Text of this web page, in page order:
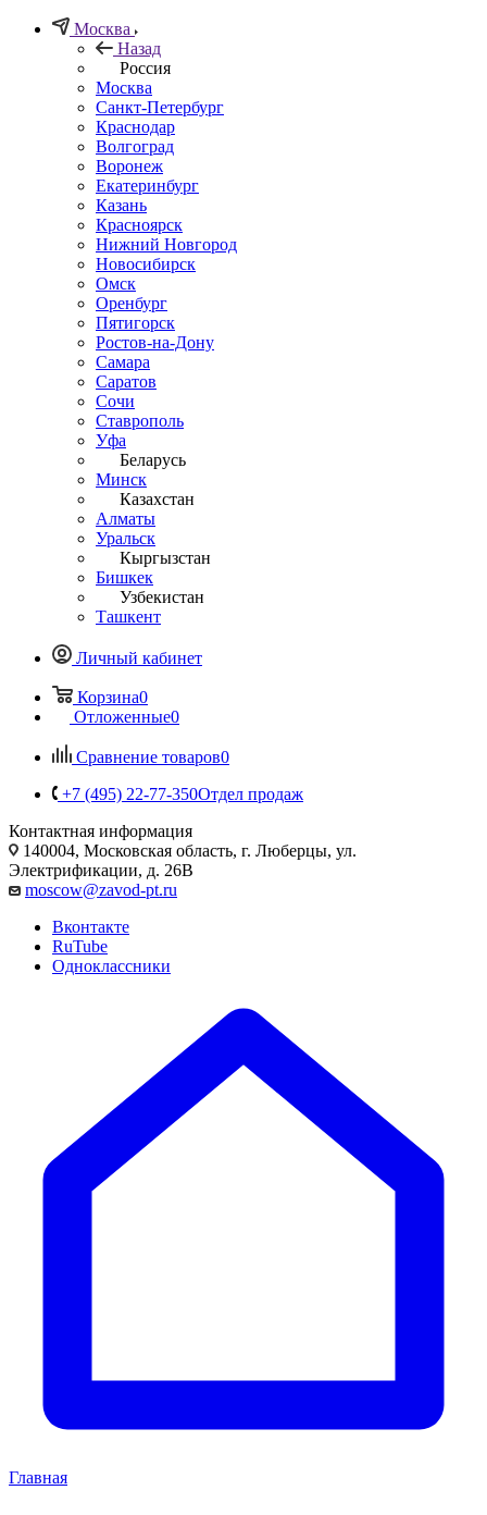
Москва
Назад
Россия
Москва
Санкт-Петербург
Краснодар
Волгоград
Воронеж
Екатеринбург
Казань
Красноярск
Нижний Новгород
Новосибирск
Омск
Оренбург
Пятигорск
Ростов-на-Дону
Самара
Саратов
Сочи
Ставрополь
Уфа
Беларусь
Минск
Казахстан
Алматы
Уральск
Кыргызстан
Бишкек
Узбекистан
Ташкент
Личный кабинет
Корзина0
Отложенные0
Сравнение товаров0
+7 (495) 22-77-350Отдел продаж
Контактная информация
140004, Московская область, г. Люберцы, ул.
Электрификации, д. 26В
moscow@zavod-pt.ru
Вконтакте
RuTube
Одноклассники
Главная